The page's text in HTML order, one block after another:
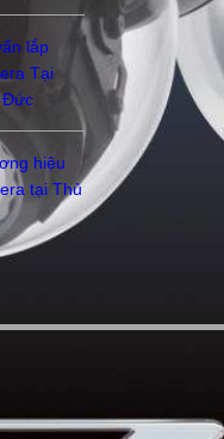
lắp
Tại
Đức
hiệu
tại Thủ